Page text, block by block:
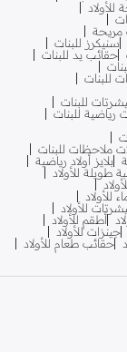
مريحة
سنيكرز للبنات
حقائب يد للبنات
للبنات
للبنات
رياضية للبنات
ملاحظات للبنات
بلايز أولاد رياضية
طويلة للأولاد
للأولاد
للأولاد
أطقم للأولاد
جينزات للأولاد
حقائب طعام للأولاد